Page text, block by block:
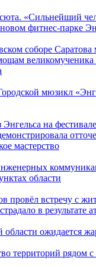
«Сильнейший
фитнес-парке
соборе
великомученика
мюзикл
Энгельса на фестивале
мастерство
области
провёл встречу с
в результате
области ожидается
территорий рядом